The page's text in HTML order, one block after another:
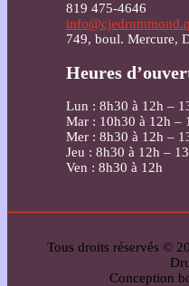
819 475-4646
749, boul. Mercure,
Heures
Lun : 8h30 à 12h –
Mar : 10h30 à 12h –
Mer : 8h30 à 12h –
Jeu : 8h30 à 12h –
Ven : 8h30 à 12h
Tous droits réservés ©
Conception